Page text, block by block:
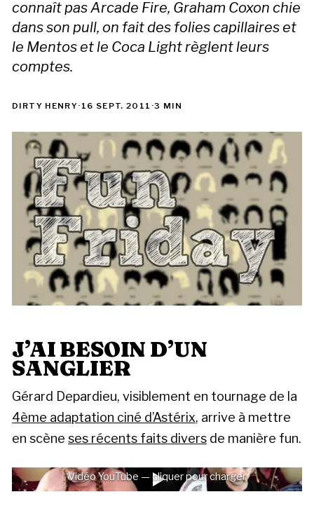
connaît pas Arcade Fire, Graham Coxon chie
dans son pull, on fait des folies capillaires et
le Mentos et le Coca Light règlent leurs
comptes.
DIRTY HENRY· 16 SEPT. 2011 ·3 MIN
J’AI BESOIN D’UN
SANGLIER
Gérard Depardieu, visiblement en tournage de la
4ème adaptation ciné d’Astérix, arrive à mettre
en scène ses récents faits divers de manière fun.
Vidéo YouTube — cliquer pour charger